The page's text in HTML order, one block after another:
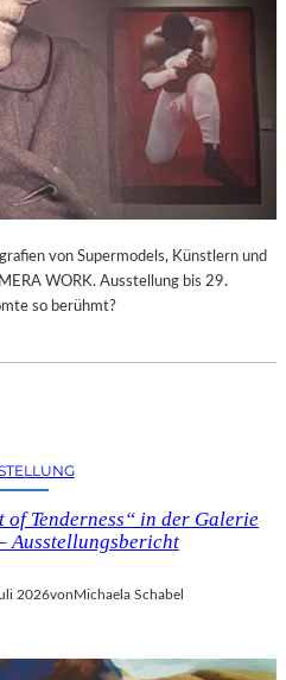
von Supermodels, Künstlern und
WORK. Ausstellung bis 29.
so berühmt?
of Tenderness“ in der Galerie
Ausstellungsbericht
2026vonMichaela Schabel